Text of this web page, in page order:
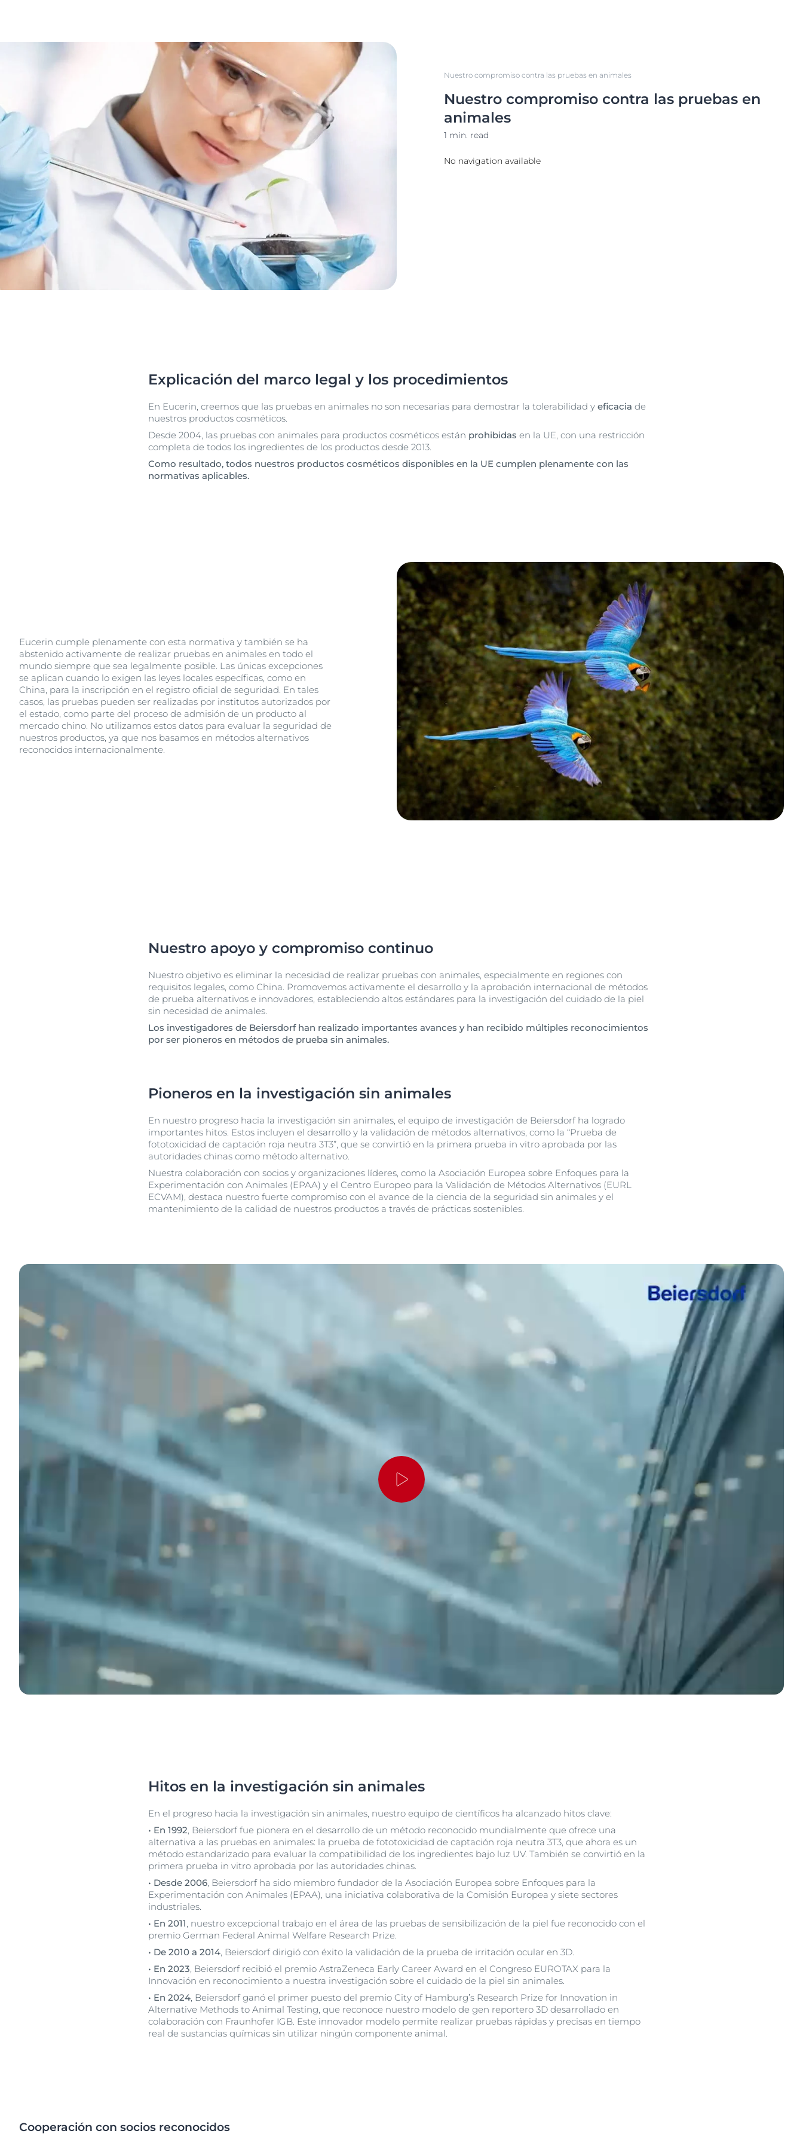
Nuestro compromiso contra las pruebas en animales
Nuestro compromiso contra las pruebas en
animales
1 min. read
No navigation available
Explicación del marco legal y los procedimientos
En Eucerin, creemos que las pruebas en animales no son necesarias para demostrar la tolerabilidad y eficacia de
nuestros productos cosméticos.
Desde 2004, las pruebas con animales para productos cosméticos están prohibidas en la UE, con una restricción
completa de todos los ingredientes de los productos desde 2013.
Como resultado, todos nuestros productos cosméticos disponibles en la UE cumplen plenamente con las
normativas aplicables.
Eucerin cumple plenamente con esta normativa y también se ha
abstenido activamente de realizar pruebas en animales en todo el
mundo siempre que sea legalmente posible. Las únicas excepciones
se aplican cuando lo exigen las leyes locales específicas, como en
China, para la inscripción en el registro oficial de seguridad. En tales
casos, las pruebas pueden ser realizadas por institutos autorizados por
el estado, como parte del proceso de admisión de un producto al
mercado chino. No utilizamos estos datos para evaluar la seguridad de
nuestros productos, ya que nos basamos en métodos alternativos
reconocidos internacionalmente.
Nuestro apoyo y compromiso continuo
Nuestro objetivo es eliminar la necesidad de realizar pruebas con animales, especialmente en regiones con
requisitos legales, como China. Promovemos activamente el desarrollo y la aprobación internacional de métodos
de prueba alternativos e innovadores, estableciendo altos estándares para la investigación del cuidado de la piel
sin necesidad de animales.
Los investigadores de Beiersdorf han realizado importantes avances y han recibido múltiples reconocimientos
por ser pioneros en métodos de prueba sin animales.
Pioneros en la investigación sin animales
En nuestro progreso hacia la investigación sin animales, el equipo de investigación de Beiersdorf ha logrado
importantes hitos. Estos incluyen el desarrollo y la validación de métodos alternativos, como la “Prueba de
fototoxicidad de captación roja neutra 3T3”, que se convirtió en la primera prueba in vitro aprobada por las
autoridades chinas como método alternativo.
Nuestra colaboración con socios y organizaciones líderes, como la Asociación Europea sobre Enfoques para la
Experimentación con Animales (EPAA) y el Centro Europeo para la Validación de Métodos Alternativos (EURL
ECVAM), destaca nuestro fuerte compromiso con el avance de la ciencia de la seguridad sin animales y el
mantenimiento de la calidad de nuestros productos a través de prácticas sostenibles.
Hitos en la investigación sin animales
En el progreso hacia la investigación sin animales, nuestro equipo de científicos ha alcanzado hitos clave:
• En 1992, Beiersdorf fue pionera en el desarrollo de un método reconocido mundialmente que ofrece una
alternativa a las pruebas en animales: la prueba de fototoxicidad de captación roja neutra 3T3, que ahora es un
método estandarizado para evaluar la compatibilidad de los ingredientes bajo luz UV. También se convirtió en la
primera prueba in vitro aprobada por las autoridades chinas.
• Desde 2006, Beiersdorf ha sido miembro fundador de la Asociación Europea sobre Enfoques para la
Experimentación con Animales (EPAA), una iniciativa colaborativa de la Comisión Europea y siete sectores
industriales.
• En 2011, nuestro excepcional trabajo en el área de las pruebas de sensibilización de la piel fue reconocido con el
premio German Federal Animal Welfare Research Prize.
• De 2010 a 2014, Beiersdorf dirigió con éxito la validación de la prueba de irritación ocular en 3D.
• En 2023, Beiersdorf recibió el premio AstraZeneca Early Career Award en el Congreso EUROTAX para la
Innovación en reconocimiento a nuestra investigación sobre el cuidado de la piel sin animales.
• En 2024, Beiersdorf ganó el primer puesto del premio City of Hamburg’s Research Prize for Innovation in
Alternative Methods to Animal Testing, que reconoce nuestro modelo de gen reportero 3D desarrollado en
colaboración con Fraunhofer IGB. Este innovador modelo permite realizar pruebas rápidas y precisas en tiempo
real de sustancias químicas sin utilizar ningún componente animal.
Cooperación con socios reconocidos